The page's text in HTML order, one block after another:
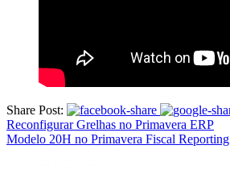
Share Post:
Reconfigurar Grelhas no Primavera ERP
Modelo 20H no Primavera Fiscal Reporting